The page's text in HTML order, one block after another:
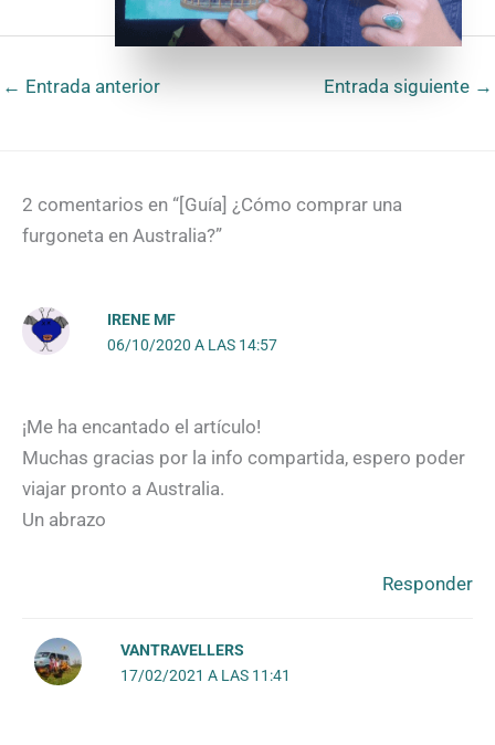
← Entrada anterior Entrada siguiente →
2 comentarios en “[Guía] ¿Cómo comprar una
furgoneta en Australia?”
IRENE MF
06/10/2020 A LAS 14:57
¡Me ha encantado el artículo!
Muchas gracias por la info compartida, espero poder
viajar pronto a Australia.
Un abrazo
Responder
VANTRAVELLERS
17/02/2021 A LAS 11:41